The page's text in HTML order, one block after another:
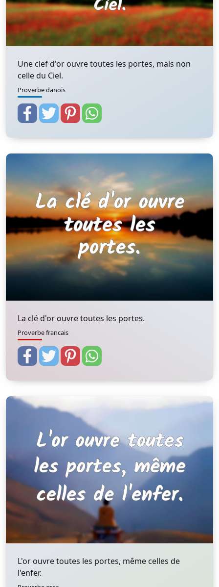
Une clef d'or ouvre toutes les portes, mais non
celle du Ciel.
Proverbe danois
La clé d'or ouvre toutes les portes.
Proverbe francais
L'or ouvre toutes les portes, même celles de
l'enfer.